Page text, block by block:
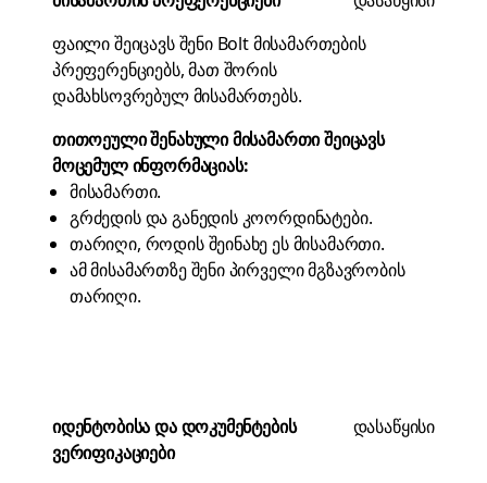
ფაილი შეიცავს შენი Bolt მისამართების
პრეფერენციებს, მათ შორის
დამახსოვრებულ მისამართებს.
თითოეული შენახული მისამართი შეიცავს
მოცემულ ინფორმაციას:
მისამართი.
გრძედის და განედის კოორდინატები.
თარიღი, როდის შეინახე ეს მისამართი.
ამ მისამართზე შენი პირველი მგზავრობის
თარიღი.
იდენტობისა და დოკუმენტების
ვერიფიკაციები
დასაწყისი